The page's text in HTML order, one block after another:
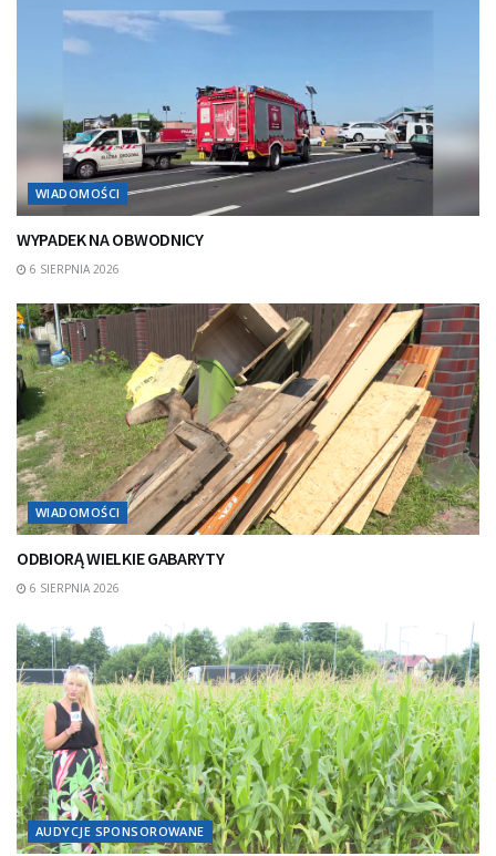
WIADOMOŚCI
WYPADEK NA OBWODNICY
6 SIERPNIA 2026
WIADOMOŚCI
ODBIORĄ WIELKIE GABARYTY
6 SIERPNIA 2026
AUDYCJE SPONSOROWANE